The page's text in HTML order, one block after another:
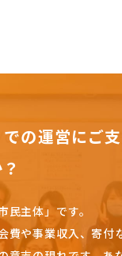
での運営にご
民主体」です。
費や事業収入、寄付